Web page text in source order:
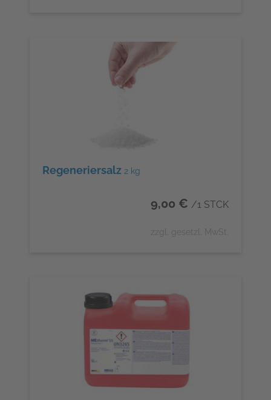
Regeneriersalz 2 kg
9,00 € /1 STCK
zzgl. gesetzl. MwSt.